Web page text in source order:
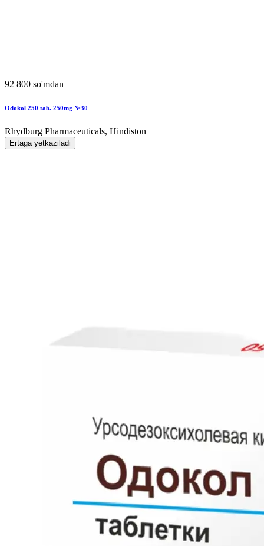
92 800 so'mdan
Odokol 250 tab. 250mg №30
Rhydburg Pharmaceuticals, Hindiston
Ertaga yetkaziladi